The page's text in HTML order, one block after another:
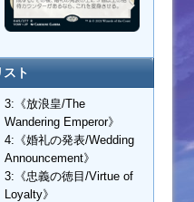
ト
3:《放浪皇/The
Wandering Emperor》
4:《婚礼の発表/Wedding
Announcement》
3:《忠義の徳目/Virtue of
Loyalty》